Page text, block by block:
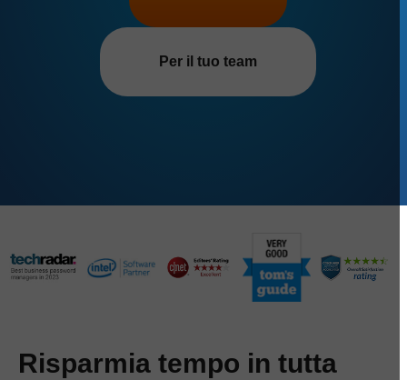
Per il tuo team
Risparmia tempo in tutta